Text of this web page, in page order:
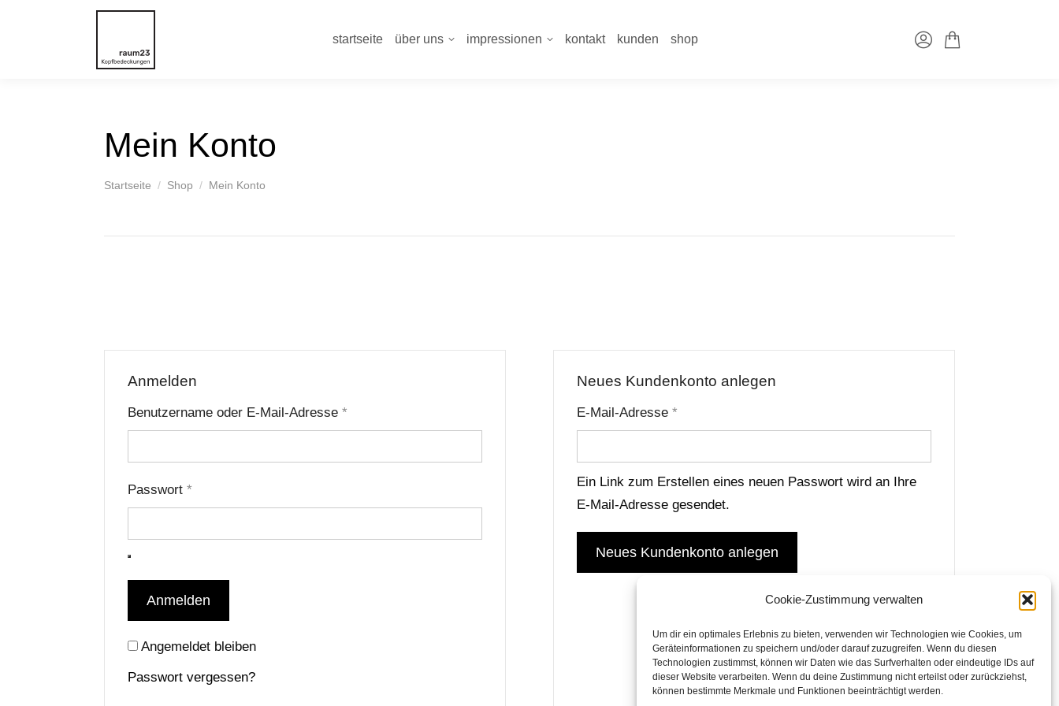
Cookie-Zustimmung verwalten
Um dir ein optimales Erlebnis zu bieten, verwenden wir Technologien wie Cookies, um
Geräteinformationen zu speichern und/oder darauf zuzugreifen. Wenn du diesen
Technologien zustimmst, können wir Daten wie das Surfverhalten oder eindeutige IDs auf
dieser Website verarbeiten. Wenn du deine Zustimmung nicht erteilst oder zurückziehst,
können bestimmte Merkmale und Funktionen beeinträchtigt werden.
startseite über uns impressionen kontakt kunden shop
Mein Konto
You are here:
Startseite Shop Mein Konto
Anmelden
Benutzername oder E-Mail-Adresse *
Passwort *
Anmelden
Angemeldet bleiben
Passwort vergessen?
Neues Kundenkonto anlegen
E-Mail-Adresse *
Ein Link zum Erstellen eines neuen Passwort wird an Ihre
E-Mail-Adresse gesendet.
Neues Kundenkonto anlegen